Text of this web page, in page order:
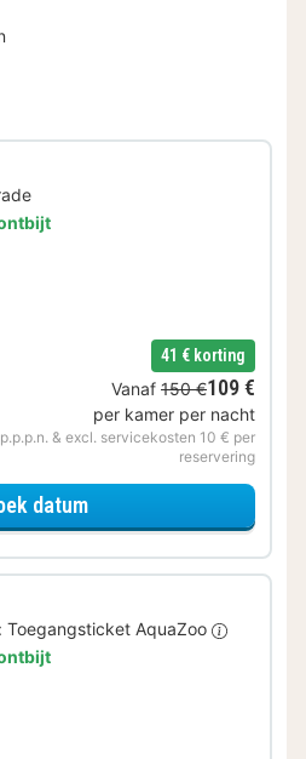
41 € korting
Vanaf 150 €109 €
per kamer per nacht
& excl. servicekosten 10 € per
reservering
datumvoor Upgrade Special
Toegangsticket AquaZoo